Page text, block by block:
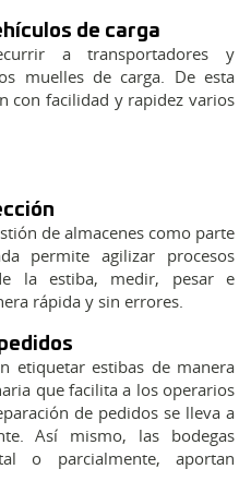
de carga
a transportadores y
muelles de carga. De esta
con facilidad y rapidez varios
de almacenes como parte
permite agilizar procesos
la estiba, medir, pesar e
rápida y sin errores.
etiquetar estibas de manera
que facilita a los operarios
de pedidos se lleva a
Así mismo, las bodegas
o parcialmente, aportan